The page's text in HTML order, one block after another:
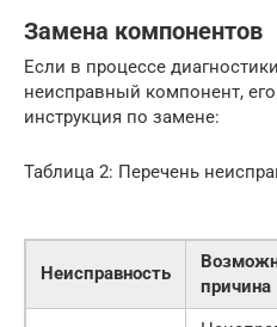
Замена компонентов
Если в процессе
неисправный компонент,
инструкция по замене:
Таблица 2: Перечень
Неисправность
причина